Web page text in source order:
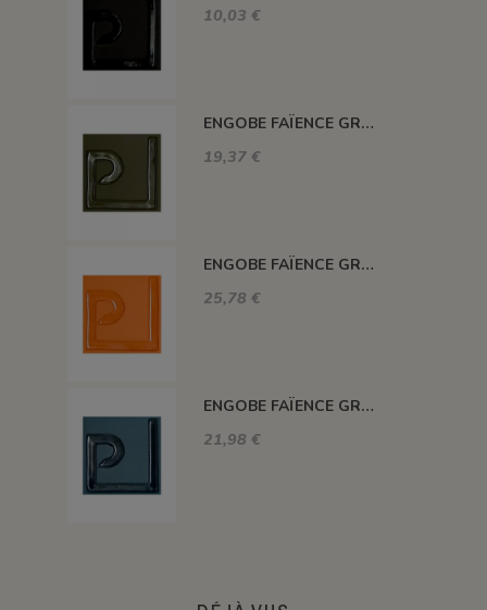
10,03 €
ENGOBE FAÏENCE GRÈS & PORCEL. LIQUIDE SS PLB VERT HERBE 1KG EASP10LL
19,37 €
ENGOBE FAÏENCE GRÈS & PORCE. LIQUIDE SS PLB JAUNE FONCÉ 1KG EASP03LL
25,78 €
ENGOBE FAÏENCE GRÈS & PORCE. LIQUIDE SS PLB BLEU GRIS 1KG EASP11LL
21,98 €